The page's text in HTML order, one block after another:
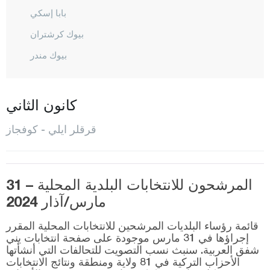
بابا إسكي
بيوك كرشتران
بيوك مندر
دميركوي
قرا خليل
قافاقلي
كاينارجا
قييي كوي
كانون الثاني
قرقلر ايلي - كوفجاز
المرشحون للانتخابات البلدية المحلية – 31
مارس/آذار 2024
قائمة رؤساء البلديات المرشحين للانتخابات المحلية المقرر
إجراؤها في 31 مارس موجودة على صفحة انتخابات يني
شفق العربية. سنبث نسب التصويت للتحالفات التي أنشأتها
الأحزاب التركية في 81 ولاية ومنطقة ونتائج الانتخابات